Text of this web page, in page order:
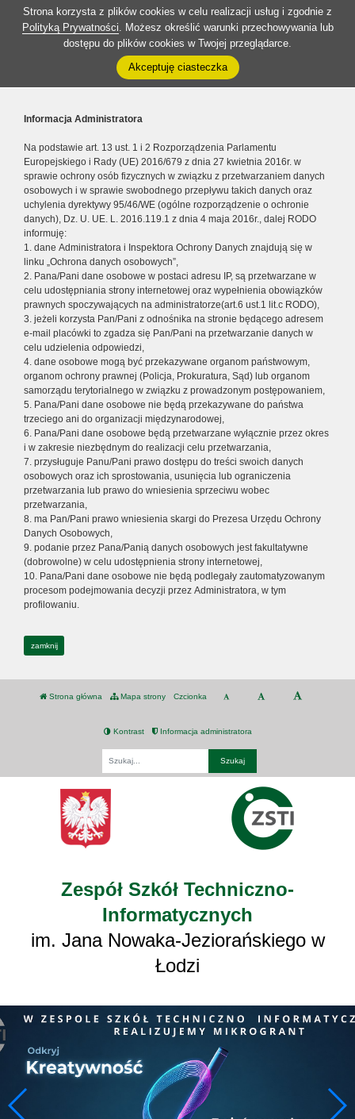
Strona korzysta z plików cookies w celu realizacji usług i zgodnie z
Polityką Prywatności. Możesz określić warunki przechowywania lub
dostępu do plików cookies w Twojej przeglądarce.
Akceptuję ciasteczka
Informacja Administratora
Na podstawie art. 13 ust. 1 i 2 Rozporządzenia Parlamentu
Europejskiego i Rady (UE) 2016/679 z dnia 27 kwietnia 2016r. w
sprawie ochrony osób fizycznych w związku z przetwarzaniem danych
osobowych i w sprawie swobodnego przepływu takich danych oraz
uchylenia dyrektywy 95/46/WE (ogólne rozporządzenie o ochronie
danych), Dz. U. UE. L. 2016.119.1 z dnia 4 maja 2016r., dalej RODO
informuję:
1. dane Administratora i Inspektora Ochrony Danych znajdują się w
linku „Ochrona danych osobowych”,
2. Pana/Pani dane osobowe w postaci adresu IP, są przetwarzane w
celu udostępniania strony internetowej oraz wypełnienia obowiązków
prawnych spoczywających na administratorze(art.6 ust.1 lit.c RODO),
3. jeżeli korzysta Pan/Pani z odnośnika na stronie będącego adresem
e-mail placówki to zgadza się Pan/Pani na przetwarzanie danych w
celu udzielenia odpowiedzi,
4. dane osobowe mogą być przekazywane organom państwowym,
organom ochrony prawnej (Policja, Prokuratura, Sąd) lub organom
samorządu terytorialnego w związku z prowadzonym postępowaniem,
5. Pana/Pani dane osobowe nie będą przekazywane do państwa
trzeciego ani do organizacji międzynarodowej,
6. Pana/Pani dane osobowe będą przetwarzane wyłącznie przez okres
i w zakresie niezbędnym do realizacji celu przetwarzania,
7. przysługuje Panu/Pani prawo dostępu do treści swoich danych
osobowych oraz ich sprostowania, usunięcia lub ograniczenia
przetwarzania lub prawo do wniesienia sprzeciwu wobec
przetwarzania,
8. ma Pan/Pani prawo wniesienia skargi do Prezesa Urzędu Ochrony
Danych Osobowych,
9. podanie przez Pana/Panią danych osobowych jest fakultatywne
(dobrowolne) w celu udostępnienia strony internetowej,
10. Pana/Pani dane osobowe nie będą podlegały zautomatyzowanym
procesom podejmowania decyzji przez Administratora, w tym
profilowaniu.
zamknij
Strona główna Mapa strony Czcionka
Kontrast Informacja administratora
Zespół Szkół Techniczno-
Informatycznych
im. Jana Nowaka-Jeziorańskiego w
Łodzi